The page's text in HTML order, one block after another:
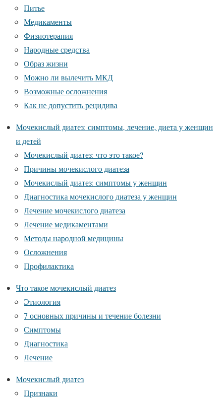
Питье
Медикаменты
Физиотерапия
Народные средства
Образ жизни
Можно ли вылечить МКД
Возможные осложнения
Как не допустить рецидива
Мочекислый диатез: симптомы, лечение, диета у женщин
и детей
Мочекислый диатез: что это такое?
Причины мочекислого диатеза
Мочекислый диатез: симптомы у женщин
Диагностика мочекислого диатеза у женщин
Лечение мочекислого диатеза
Лечение медикаментами
Методы народной медицины
Осложнения
Профилактика
Что такое мочекислый диатез
Этиология
7 основных причины и течение болезни
Симптомы
Диагностика
Лечение
Мочекислый диатез
Признаки